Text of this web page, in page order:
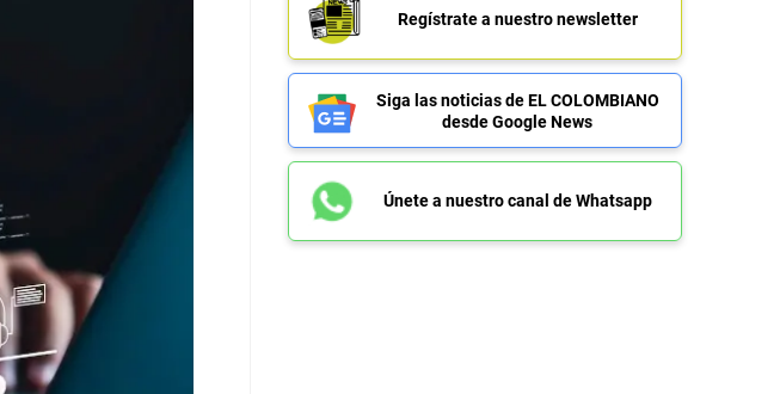
Regístrate a nuestro newsletter
Siga las noticias de EL COLOMBIANO
desde Google News
Únete a nuestro canal de Whatsapp